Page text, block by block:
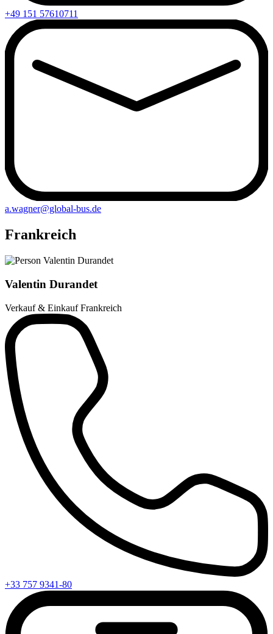
+49 151 57610711
a.wagner@global-bus.de
Frankreich
Valentin Durandet
Verkauf & Einkauf Frankreich
+33 757 9341-80